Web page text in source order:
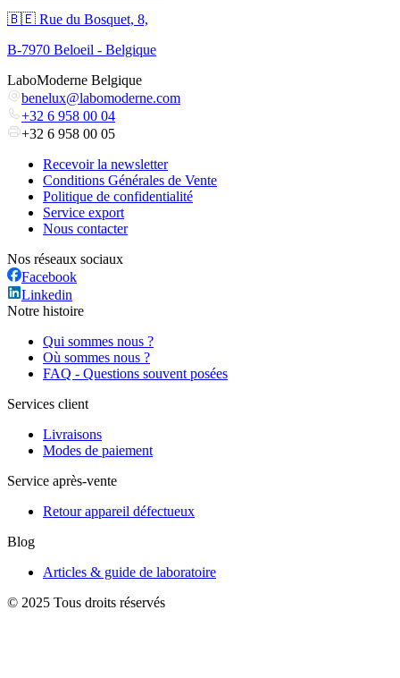
🇧🇪 Rue du Bosquet, 8,
B-7970 Beloeil - Belgique
LaboModerne Belgique
benelux@labomoderne.com
+32 6 958 00 04
+32 6 958 00 05
Recevoir la newsletter
Conditions Générales de Vente
Politique de confidentialité
Service export
Nous contacter
Nos réseaux sociaux
Facebook
Linkedin
Notre histoire
Qui sommes nous ?
Où sommes nous ?
FAQ - Questions souvent posées
Services client
Livraisons
Modes de paiement
Service après-vente
Retour appareil défectueux
Blog
Articles & guide de laboratoire
© 2025 Tous droits réservés